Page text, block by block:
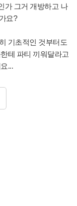
가 그거 개방하고 나
요?
기초적인 것부터도
테 파티 끼워달라고
...